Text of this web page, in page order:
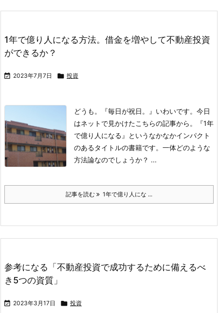
1年で億り人になる方法。借金を増やして不動産投資
ができるか？
 2023年7月7日  投資
どうも。『毎日が祝日。』いわいです。 今日
はネットで見かけたこちらの記事から。
『1年
で億り人になる』というなかなかインパクト
のあるタイトルの書籍です。 一体どのような
方法論なのでしょうか？ ...
記事を読む 1年で億り人にな ...
参考になる「不動産投資で成功するために備えるべ
き5つの資質」
 2023年3月17日  投資